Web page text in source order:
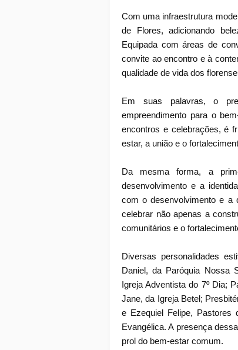
Com uma infraestrutura
de Flores, adicionando
Equipada com áreas de
convite ao encontro e à
qualidade de vida dos
Em suas palavras, o
empreendimento para o
encontros e celebrações, é
estar, a união e o
Da mesma forma, a
desenvolvimento e a
com o desenvolvimento e a
celebrar não apenas a
comunitários e o
Diversas personalidades
Daniel, da Paróquia Nossa
Igreja Adventista do 7º Dia;
Jane, da Igreja Betel;
e Ezequiel Felipe, Pastores
Evangélica. A presença
prol do bem-estar comum.